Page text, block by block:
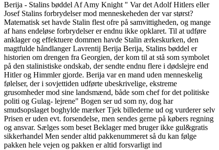
Berija - Stalins bøddel Af Amy Knight " Var det Adolf Hitlers eller
Josef Stalins forbrydelser mod menneskeheden der var størst?
Matematisk set havde Stalin flest ofre på samvittigheden, og mange
af hans endeløse forbrydelser er endnu ikke opklaret. Til at udføre
anklager og effektuere dommen havde Stalin ærkeskurken, den
magtfulde håndlanger Lavrentij Berija Berija, Stalins bøddel er
historien om drengen fra Georgien, der kom til at stå som symbolet
på den stalinistiske ondskab, der sendte endnu flere i dødslejre end
Hitler og Himmler gjorde. Berija var en mand uden menneskelig
følelser, der i sovjettiden udførte ubeskrivelige, ekstreme
grusomheder mod sine landsmænd, både som chef for det politiske
politi og Gulag- lejrene" Bogen ser ud som ny, dog har
smudsopslaget boghylde mærker Tjek billederne ud og vurderer selv
Prisen er uden evt. forsendelse, men sendes gerne på købers regning
og ansvar. Sælges som beset Beklager med bruger ikke gul&gratis
sikkerhandel Men sender altid pakkenummeret så du kan følge
pakken hele vejen og pakken er altid forsvarligt ind